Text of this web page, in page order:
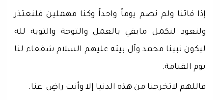
إذا فاتنا ولم نصم يوماً واحداً وكنا مهملين فلنعتذر
ولنعود لنكمل مابقي بالعمل والتوجة والتوبة لله
ليكون نبينا محمد وآل بيته عليهم السلام شفعاء لنا
يوم القيامة.
فاللهم لاتخرجنا من هذه الدنيا إلا وأنت راضٍ عنا.